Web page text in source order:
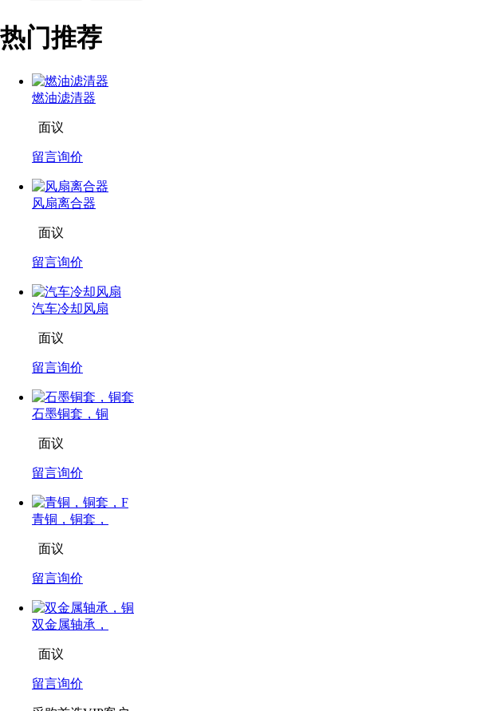
热门推荐
燃油滤清器
面议
留言询价
风扇离合器
面议
留言询价
汽车冷却风扇
面议
留言询价
石墨铜套，铜
面议
留言询价
青铜，铜套，
面议
留言询价
双金属轴承，
面议
留言询价